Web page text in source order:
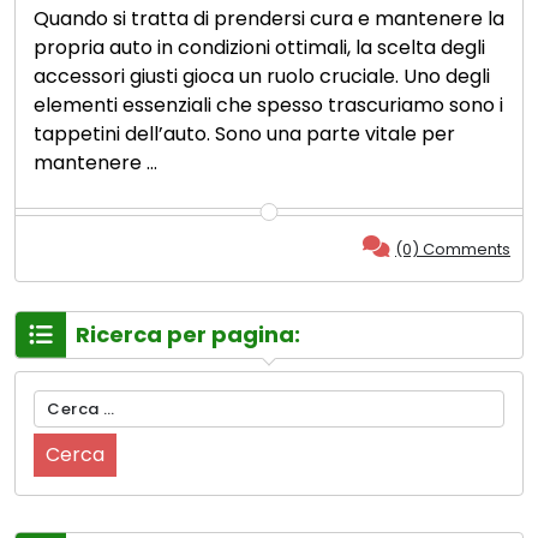
Quando si tratta di prendersi cura e mantenere la
propria auto in condizioni ottimali, la scelta degli
accessori giusti gioca un ruolo cruciale. Uno degli
elementi essenziali che spesso trascuriamo sono i
tappetini dell’auto. Sono una parte vitale per
mantenere …
(0) Comments
Ricerca per pagina:
Ricerca
per: